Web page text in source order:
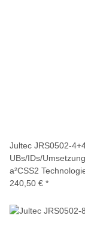
Jultec JRS0502-
UBs/IDs/
a²CSS2
240,50 € *